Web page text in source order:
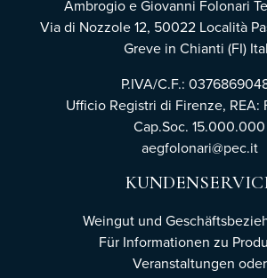
Ambrogio e Giovanni Folonari
Via di Nozzole 12, 50022 Località
Greve in Chianti (FI)
P.IVA/C.F.:
Ufficio Registri di Firenze, REA:
Cap.Soc. 15.000.000
aegfolonari@pec.it
Weingut und
Für Informationen zu
Veranstaltungen oder